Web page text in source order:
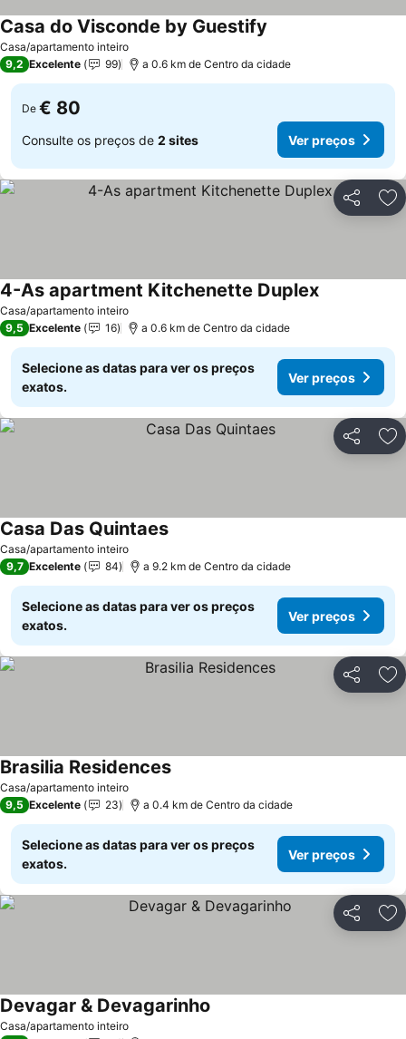
Casa/apartamento inteiro
Casa do Visconde by Guestify
9,2 Excelente 99 a 0.6 km de Centro da cidade
De € 80
Consulte os preços de 2 sites Ver preços
Partilhar
Casa/apartamento inteiro
4-As apartment Kitchenette Duplex
9,5 Excelente 16 a 0.6 km de Centro da cidade
Selecione as datas para ver os preços
exatos.
Ver preços
Partilhar
Casa/apartamento inteiro
Casa Das Quintaes
9,7 Excelente 84 a 9.2 km de Centro da cidade
Selecione as datas para ver os preços
exatos.
Ver preços
Partilhar
Casa/apartamento inteiro
Brasilia Residences
9,5 Excelente 23 a 0.4 km de Centro da cidade
Selecione as datas para ver os preços
exatos.
Ver preços
Partilhar
Casa/apartamento inteiro
Devagar & Devagarinho